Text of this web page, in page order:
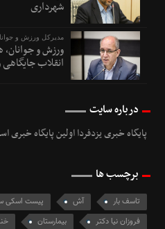
شهرداری
مدیرکل ورزش و
ورزش و جوانان،
انقلاب
درباره سایت
پایگاه خبری یزدفردا اولین پایگاه خبری
برچسب ها
تاسف بار آش پیست اسکی
فروزان نیا دکتر
بیمارستان